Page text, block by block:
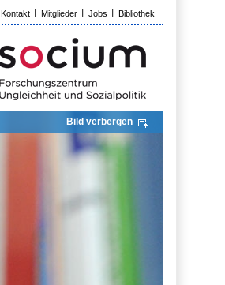
Kontakt Mitglieder Jobs Bibliothek
Bild verbergen